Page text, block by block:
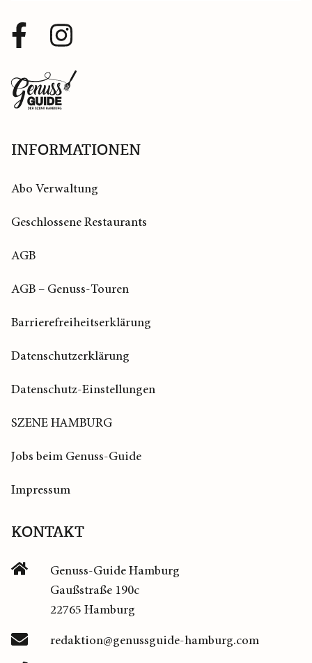
Facebook
Profil
Instagram
Zurück
zur
INFORMATIONEN
Abo Verwaltung
Geschlossene Restaurants
AGB
AGB – Genuss-Touren
Barrierefreiheitserklärung
Datenschutzerklärung
Datenschutz-Einstellungen
SZENE HAMBURG
Jobs beim Genuss-Guide
Impressum
KONTAKT
Genuss-Guide Hamburg
Gaußstraße 190c
22765 Hamburg
redaktion@genussguide-hamburg.com